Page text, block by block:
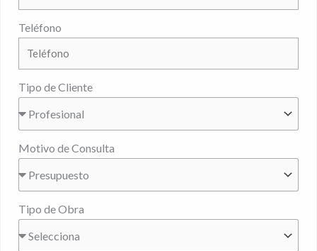
Teléfono
Tipo de Cliente
Motivo de Consulta
Tipo de Obra